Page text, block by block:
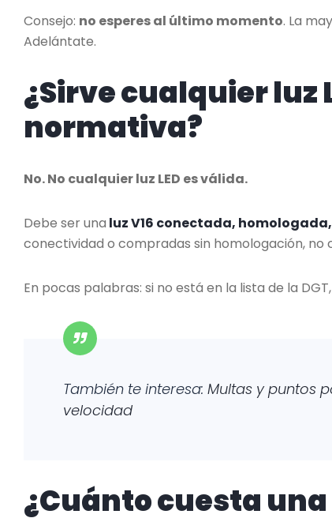
Consejo: no esperes al último momento. La
Adelántate.
¿Sirve cualquier luz
normativa?
No. No cualquier luz LED es válida.
Debe ser una luz V16 conectada,
conectividad o compradas sin homologación, no
En pocas palabras: si no está en la lista de la DGT,
También te interesa: Multas y puntos
velocidad
¿Cuánto cuesta